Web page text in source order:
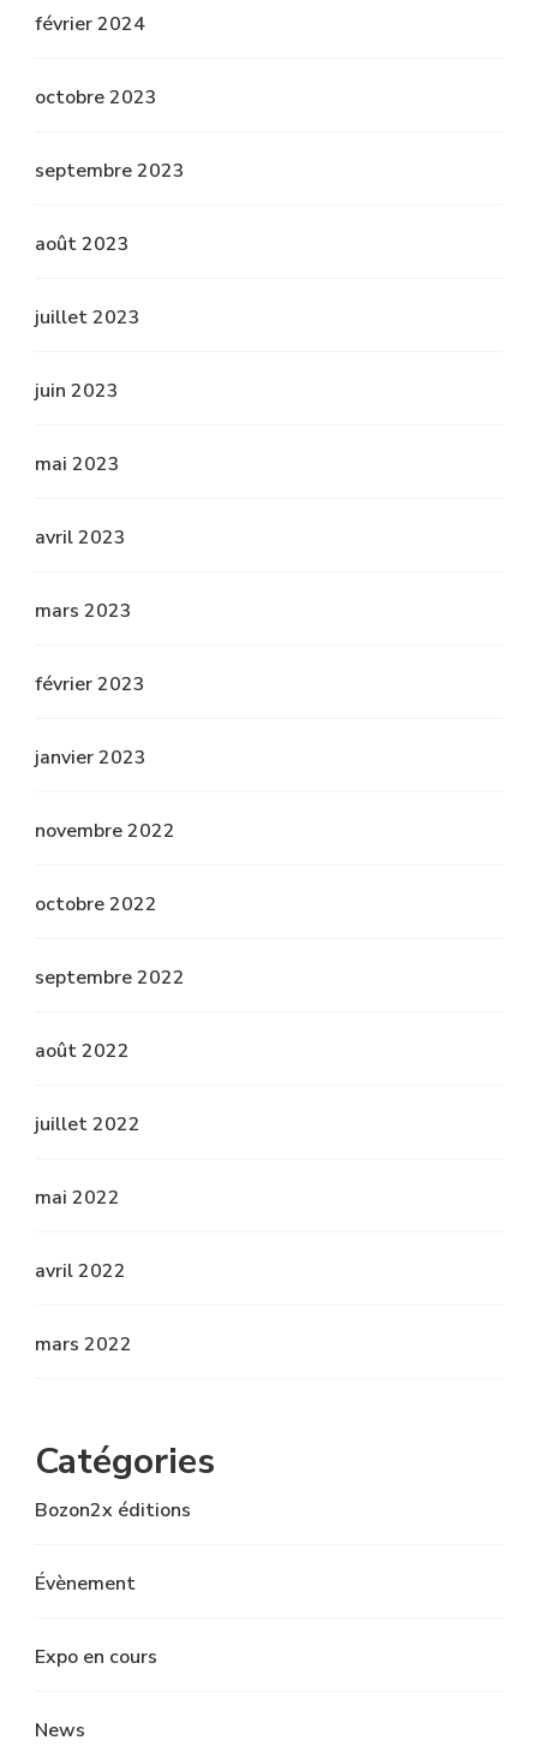
février 2024
octobre 2023
septembre 2023
août 2023
juillet 2023
juin 2023
mai 2023
avril 2023
mars 2023
février 2023
janvier 2023
novembre 2022
octobre 2022
septembre 2022
août 2022
juillet 2022
mai 2022
avril 2022
mars 2022
Catégories
Bozon2x éditions
Évènement
Expo en cours
News